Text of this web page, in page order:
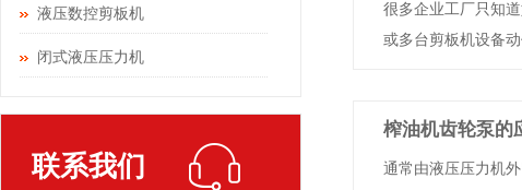
液压数控剪板机
闭式液压压力机
联系我们
很多企业工厂只知
或多台剪板机设备
榨油机齿轮泵的
通常由液压压力机